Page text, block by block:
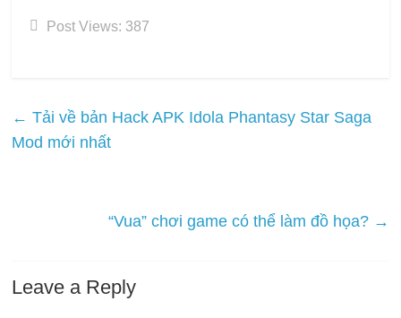
Post Views: 387
← Tải về bản Hack APK Idola Phantasy Star Saga
Mod mới nhất
“Vua” chơi game có thể làm đồ họa? →
Leave a Reply